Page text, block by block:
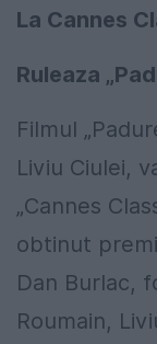
La Cannes
Ruleaza
Filmul
Liviu Ciulei,
„Cannes
obtinut
Dan Burlac,
Roumain,